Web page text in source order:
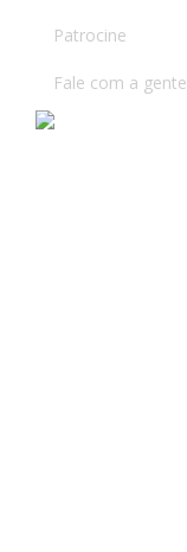
Patrocine
Fale com a gente